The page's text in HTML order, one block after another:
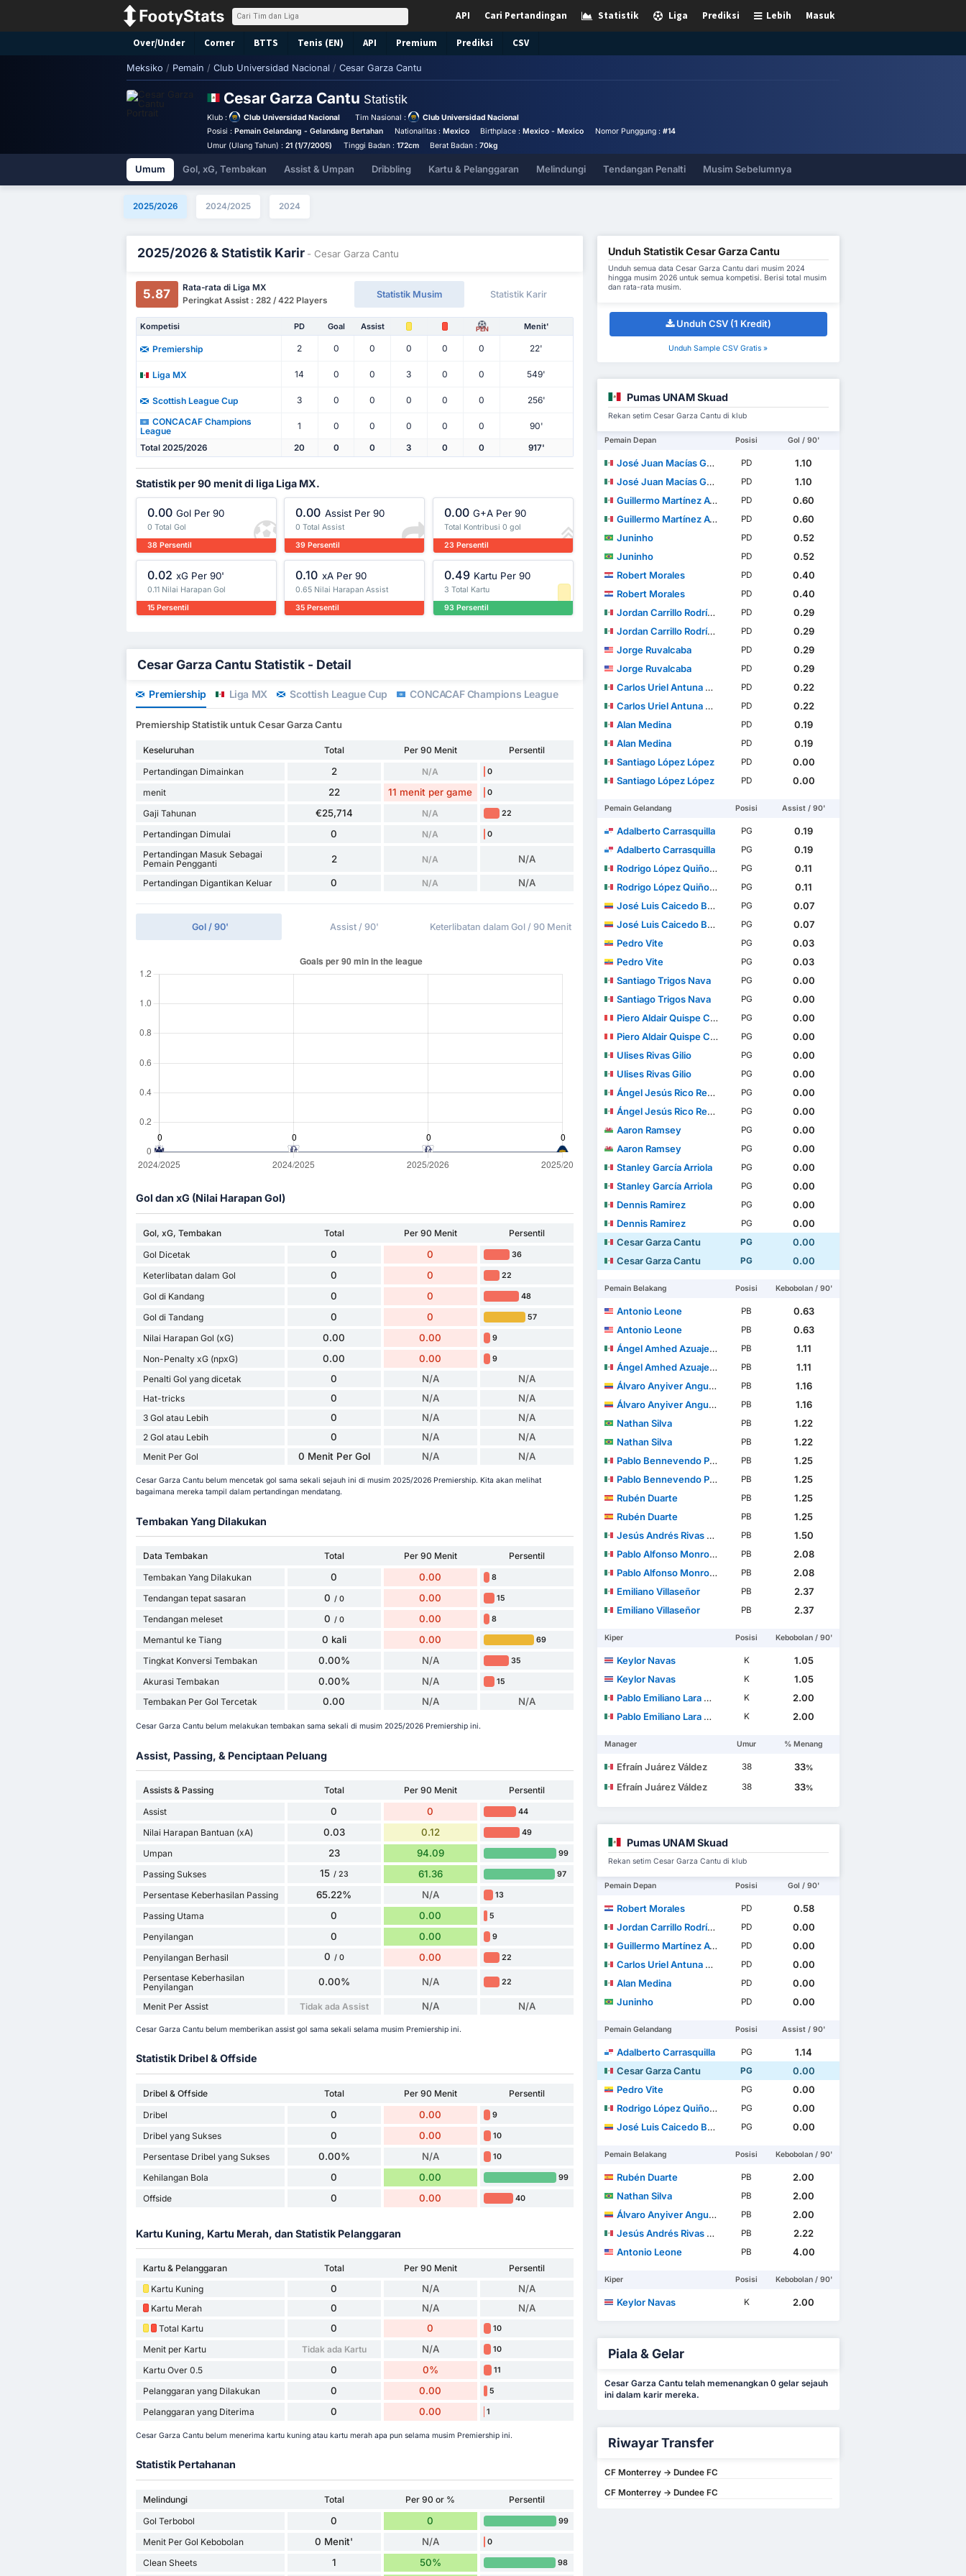
Masuk
Lebih
Prediksi
Liga
Statistik
Cari Pertandingan
API
Over/Under Corner BTTS Tenis (EN) API Premium Prediksi CSV
Meksiko / Pemain / Club Universidad Nacional / Cesar Garza Cantu
Cesar Garza Cantu Statistik
Klub : Club Universidad Nacional Tim Nasional :
Club Universidad Nacional
Posisi :Pemain Gelandang - Gelandang Bertahan Nationalitas : Mexico Birthplace :Mexico - Mexico Nomor Punggung : #14
Umur (Ulang Tahun) :21 (1/7/2005) Tinggi Badan : 172cm Berat Badan :70kg
Umum Gol, xG, Tembakan Assist & Umpan Dribbling Kartu & Pelanggaran Melindungi Tendangan Penalti Musim Sebelumnya
2025/2026 2024/2025 2024
2025/2026 & Statistik Karir - Cesar Garza Cantu
5.87
Rata-rata di Liga MX
Peringkat Assist : 282 / 422 Players
Statistik Musim Statistik Karir
Kompetisi PD Goal Assist PEN Menit'
Premiership 2 0 0 0 0 0 22'
Liga MX 14 0 0 3 0 0 549'
Scottish League Cup 3 0 0 0 0 0
256'
CONCACAF Champions
League
1 0 0 0 0 0 90'
Total 2025/2026 20 0 0 3 0 0 917'
Statistik per 90 menit di liga Liga MX.
0.00 Gol Per 90
0 Total Gol
38 Persentil
0.00 Assist Per 90
0 Total Assist
39 Persentil
0.00 G+A Per 90
Total Kontribusi 0 gol
23 Persentil
0.02 xG Per 90'
0.11 Nilai Harapan Gol
15 Persentil
0.10 xA Per 90
0.65 Nilai Harapan Assist
35 Persentil
0.49 Kartu Per 90
3 Total Kartu
93 Persentil
Cesar Garza Cantu Statistik - Detail
Premiership Liga MX Scottish League Cup CONCACAF Champions League
Premiership Statistik untuk Cesar Garza Cantu
Keseluruhan Total Per 90 Menit
Persentil
Pertandingan Dimainkan
2 N/A 0
menit 22 11 menit per game 0
Gaji Tahunan €25,714 N/A 22
Pertandingan Dimulai 0 N/A 0
Pertandingan Masuk Sebagai
Pemain Pengganti
2 N/A N/A
Pertandingan Digantikan Keluar 0 N/A N/A
Gol / 90' Assist / 90' Keterlibatan dalam Gol / 90 Menit
Gol dan xG (Nilai Harapan Gol)
Gol, xG, Tembakan Total Per 90 Menit
Persentil
Gol Dicetak
0 0 36
Keterlibatan dalam Gol 0 0 22
Gol di Kandang 0 0 48
Gol di Tandang 0 0 57
Nilai Harapan Gol (xG) 0.00 0.00 9
Non-Penalty xG (npxG) 0.00 0.00 9
Penalti Gol yang dicetak 0 N/A N/A
Hat-tricks 0 N/A N/A
3 Gol atau Lebih 0 N/A N/A
2 Gol atau Lebih 0 N/A N/A
Menit Per Gol 0 Menit Per Gol N/A N/A
Cesar Garza Cantu belum mencetak gol sama sekali sejauh ini di musim 2025/2026 Premiership. Kita akan melihat
bagaimana mereka tampil dalam pertandingan mendatang.
Tembakan Yang Dilakukan
Data Tembakan Total Per 90 Menit
Persentil
Tembakan Yang Dilakukan
0 0.00 8
Tendangan tepat sasaran 0 / 0 0.00 15
Tendangan meleset 0 / 0 0.00 8
Memantul ke Tiang 0 kali 0.00 69
Tingkat Konversi Tembakan 0.00% N/A 35
Akurasi Tembakan 0.00% N/A 15
Tembakan Per Gol Tercetak 0.00 N/A N/A
Cesar Garza Cantu belum melakukan tembakan sama sekali di musim 2025/2026 Premiership ini.
Assist, Passing, & Penciptaan Peluang
Assists & Passing Total Per 90 Menit
Persentil
Assist
0 0 44
Nilai Harapan Bantuan (xA) 0.03 0.12 49
Umpan 23 94.09 99
Passing Sukses 15 / 23 61.36 97
Persentase Keberhasilan Passing 65.22% N/A 13
Passing Utama 0 0.00 5
Penyilangan 0 0.00 9
Penyilangan Berhasil 0 / 0 0.00 22
Persentase Keberhasilan
Penyilangan
0.00% N/A 22
Menit Per Assist Tidak ada Assist N/A N/A
Cesar Garza Cantu belum memberikan assist gol sama sekali selama musim Premiership ini.
Statistik Dribel & Offside
Dribel & Offside Total Per 90 Menit
Persentil
Dribel
0 0.00 9
Dribel yang Sukses 0 0.00 10
Persentase Dribel yang Sukses 0.00% N/A 10
Kehilangan Bola 0 0.00 99
Offside 0 0.00 40
Kartu Kuning, Kartu Merah, dan Statistik Pelanggaran
Kartu & Pelanggaran Total Per 90 Menit
Persentil
Kartu Kuning
0 N/A N/A
Kartu Merah 0 N/A N/A
Total Kartu 0 0 10
Menit per Kartu Tidak ada Kartu N/A 10
Kartu Over 0.5 0 0% 11
Pelanggaran yang Dilakukan 0 0.00 5
Pelanggaran yang Diterima 0 0.00 1
Cesar Garza Cantu belum menerima kartu kuning atau kartu merah apa pun selama musim Premiership ini.
Statistik Pertahanan
Melindungi Total Per 90 or %
Persentil
Gol Terbobol
0 0 99
Menit Per Gol Kebobolan 0 Menit' N/A 0
Clean Sheets 1 50% 98
Unduh Statistik Cesar Garza Cantu
Unduh semua data Cesar Garza Cantu dari musim 2024
hingga musim 2026 untuk semua kompetisi. Berisi total musim
dan rata-rata musim.
Unduh CSV (1 Kredit)
Unduh Sample CSV Gratis »
Pumas UNAM Skuad
Rekan setim Cesar Garza Cantu di klub
Pemain Depan Posisi Gol / 90'
José Juan Macías Guzmán PD
1.10
José Juan Macías Guzmán
PD
1.10
Guillermo Martínez Ayala
PD
0.60
Guillermo Martínez Ayala
PD
0.60
Juninho
PD
0.52
Juninho
PD
0.52
Robert Morales
PD
0.40
Robert Morales
PD
0.40
Jordan Carrillo Rodríguez
PD
0.29
Jordan Carrillo Rodríguez
PD
0.29
Jorge Ruvalcaba
PD
0.29
Jorge Ruvalcaba
PD
0.29
Carlos Uriel Antuna Romero
PD
0.22
Carlos Uriel Antuna Romero
PD
0.22
Alan Medina
PD
0.19
Alan Medina
PD
0.19
Santiago López López
PD
0.00
Santiago López López
PD 0.00
Pemain Gelandang Posisi Assist / 90'
Adalberto Carrasquilla PG
0.19
Adalberto Carrasquilla
PG
0.19
Rodrigo López Quiñones
PG
0.11
Rodrigo López Quiñones
PG
0.11
José Luis Caicedo Barrera
PG
0.07
José Luis Caicedo Barrera
PG
0.07
Pedro Vite
PG
0.03
Pedro Vite
PG
0.03
Santiago Trigos Nava
PG
0.00
Santiago Trigos Nava
PG
0.00
Piero Aldair Quispe Córdova
PG
0.00
Piero Aldair Quispe Córdova
PG
0.00
Ulises Rivas Gilio
PG
0.00
Ulises Rivas Gilio
PG
0.00
Ángel Jesús Rico Reyes
PG
0.00
Ángel Jesús Rico Reyes
PG
0.00
Aaron Ramsey
PG
0.00
Aaron Ramsey
PG
0.00
Stanley García Arriola
PG
0.00
Stanley García Arriola
PG
0.00
Dennis Ramirez
PG
0.00
Dennis Ramirez
PG
0.00
Cesar Garza Cantu
PG
0.00
Cesar Garza Cantu
PG 0.00
Pemain Belakang Posisi Kebobolan / 90'
Antonio Leone PB
0.63
Antonio Leone
PB
0.63
Ángel Amhed Azuaje García
PB
1.11
Ángel Amhed Azuaje García
PB
1.11
Álvaro Anyiver Angulo Mosquera
PB
1.16
Álvaro Anyiver Angulo Mosquera
PB
1.16
Nathan Silva
PB
1.22
Nathan Silva
PB
1.22
Pablo Bennevendo Peña
PB
1.25
Pablo Bennevendo Peña
PB
1.25
Rubén Duarte
PB
1.25
Rubén Duarte
PB
1.25
Jesús Andrés Rivas Gutiérrez
PB
1.50
Pablo Alfonso Monroy Reyes
PB
2.08
Pablo Alfonso Monroy Reyes
PB
2.08
Emiliano Villaseñor
PB
2.37
Emiliano Villaseñor
PB 2.37
Kiper Posisi Kebobolan / 90'
Keylor Navas K
1.05
Keylor Navas
K
1.05
Pablo Emiliano Lara Nevarez
K
2.00
Pablo Emiliano Lara Nevarez
K 2.00
Manager Umur % Menang
Efraín Juárez Váldez 38 33%
Efraín Juárez Váldez 38 33%
Pumas UNAM Skuad
Rekan setim Cesar Garza Cantu di klub
Pemain Depan Posisi Gol / 90'
Robert Morales PD
0.58
Jordan Carrillo Rodríguez
PD
0.00
Guillermo Martínez Ayala
PD
0.00
Carlos Uriel Antuna Romero
PD
0.00
Alan Medina
PD
0.00
Juninho
PD 0.00
Pemain Gelandang Posisi Assist / 90'
Adalberto Carrasquilla PG
1.14
Cesar Garza Cantu
PG
0.00
Pedro Vite
PG
0.00
Rodrigo López Quiñones
PG
0.00
José Luis Caicedo Barrera
PG 0.00
Pemain Belakang Posisi Kebobolan / 90'
Rubén Duarte PB
2.00
Nathan Silva
PB
2.00
Álvaro Anyiver Angulo Mosquera
PB
2.00
Jesús Andrés Rivas Gutiérrez
PB
2.22
Antonio Leone
PB 4.00
Kiper Posisi Kebobolan / 90'
Keylor Navas K 2.00
Piala & Gelar
Cesar Garza Cantu telah memenangkan 0 gelar sejauh
ini dalam karir mereka.
Riwayar Transfer
CF Monterrey -> Dundee FC
CF Monterrey -> Dundee FC